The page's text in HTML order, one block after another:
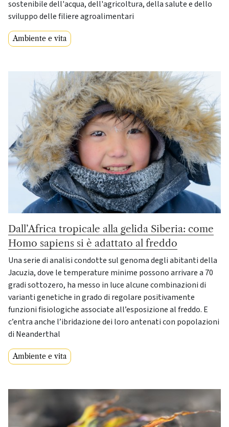
sostenibile dell'acqua, dell'agricoltura, della salute e dello
sviluppo delle filiere agroalimentari
Ambiente e vita
Dall’Africa tropicale alla gelida Siberia: come
Homo sapiens si è adattato al freddo
Una serie di analisi condotte sul genoma degli abitanti della
Jacuzia, dove le temperature minime possono arrivare a 70
gradi sottozero, ha messo in luce alcune combinazioni di
varianti genetiche in grado di regolare positivamente
funzioni fisiologiche associate all’esposizione al freddo. E
c’entra anche l’ibridazione dei loro antenati con popolazioni
di Neanderthal
Ambiente e vita